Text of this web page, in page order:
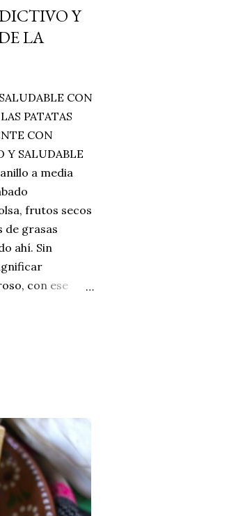
Y
LA
CON
PATATAS
CON
Y SALUDABLE
a media
frutos secos
de grasas
ahí. Sin
con ese
por
esta receta
de La Bañeza
proteína y
los frutos se...